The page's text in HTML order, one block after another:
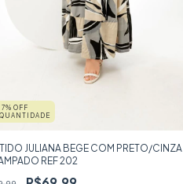
7% OFF
JULIANA BEGE COM PRETO/CINZA
REF 202